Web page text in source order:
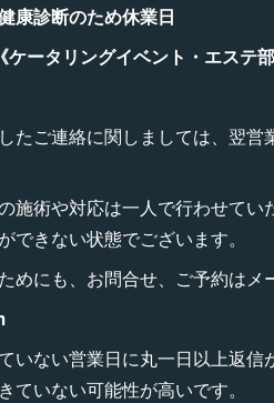
康診断のため休業日
タリングイベント・エステ部
たご連絡に関しましては、翌
施術や対応は一人で行わせてい
できない状態でございます。
めにも、お問合せ、ご予約はメ
いない営業日に丸一日以上返
ていない可能性が高いです。